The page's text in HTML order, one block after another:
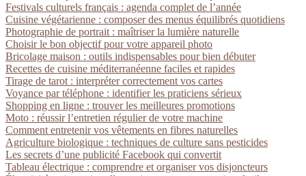
Festivals culturels français : agenda complet de l’année
Cuisine végétarienne : composer des menus équilibrés quotidiens
Photographie de portrait : maîtriser la lumière naturelle
Choisir le bon objectif pour votre appareil photo
Bricolage maison : outils indispensables pour bien débuter
Recettes de cuisine méditerranéenne faciles et rapides
Tirage de tarot : interpréter correctement vos cartes
Voyance par téléphone : identifier les praticiens sérieux
Shopping en ligne : trouver les meilleures promotions
Moto : réussir l’entretien régulier de votre machine
Comment entretenir vos vêtements en fibres naturelles
Agriculture biologique : techniques de culture sans pesticides
Les secrets d’une publicité Facebook qui convertit
Tableau électrique : comprendre et organiser vos disjoncteurs